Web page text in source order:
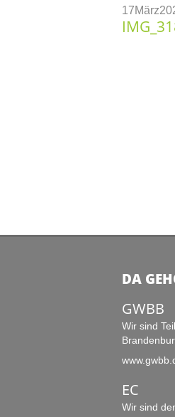
17März
DA
GWBB
Wir sind
EC
Wir sind